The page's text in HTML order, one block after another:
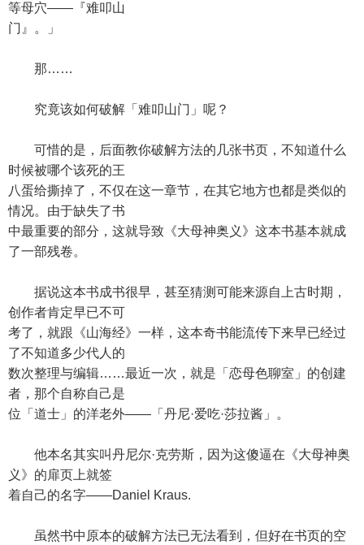
等母穴——『难叩山
门』。」
那……
究竟该如何破解「难叩山门」呢？
可惜的是，后面教你破解方法的几张书页，不知道什么
时候被哪个该死的王
八蛋给撕掉了，不仅在这一章节，在其它地方也都是类似的
情况。由于缺失了书
中最重要的部分，这就导致《大母神奥义》这本书基本就成
了一部残卷。
据说这本书成书很早，甚至猜测可能来源自上古时期，
创作者肯定早已不可
考了，就跟《山海经》一样，这本奇书能流传下来早已经过
了不知道多少代人的
数次整理与编辑……最近一次，就是「恋母色聊室」的创建
者，那个自称自己是
位「道士」的洋老外——「丹尼·爱吃·莎拉酱」。
他本名其实叫丹尼尔·克劳斯，因为这傻逼在《大母神奥
义》的扉页上就签
着自己的名字——Daniel Kraus.
虽然书中原本的破解方法已无法看到，但好在书页的空